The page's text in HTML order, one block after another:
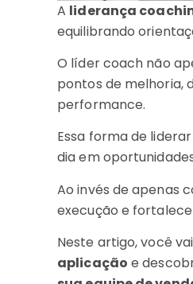
A liderança
equilibrando
O líder coach não
pontos de melhoria,
performance.
Essa forma de
dia em
Ao invés de apenas
execução e
Neste artigo, você
aplicação e